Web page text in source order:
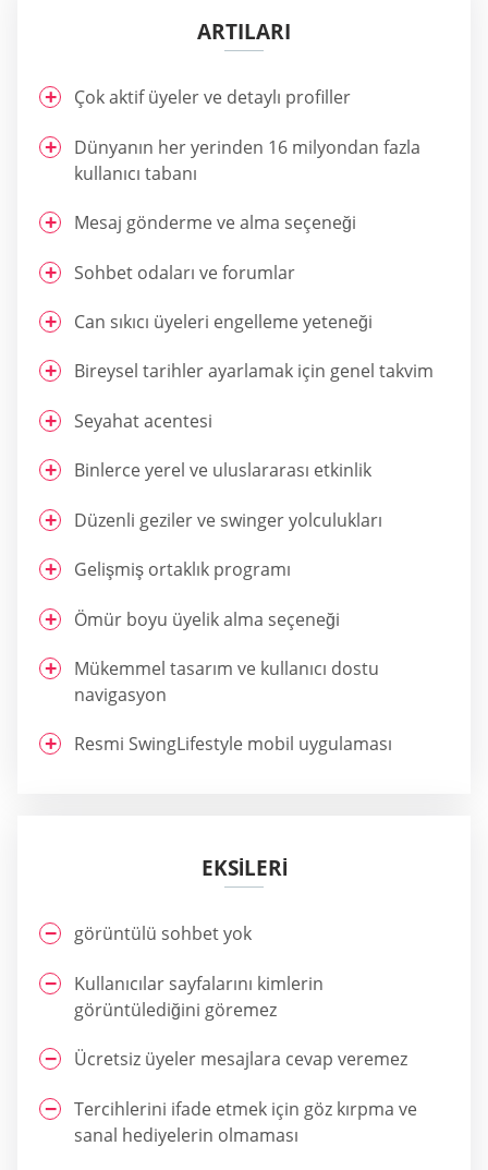
ARTILARI
Çok aktif üyeler ve detaylı profiller
Dünyanın her yerinden 16 milyondan fazla
kullanıcı tabanı
Mesaj gönderme ve alma seçeneği
Sohbet odaları ve forumlar
Can sıkıcı üyeleri engelleme yeteneği
Bireysel tarihler ayarlamak için genel takvim
Seyahat acentesi
Binlerce yerel ve uluslararası etkinlik
Düzenli geziler ve swinger yolculukları
Gelişmiş ortaklık programı
Ömür boyu üyelik alma seçeneği
Mükemmel tasarım ve kullanıcı dostu
navigasyon
Resmi SwingLifestyle mobil uygulaması
EKSILERI
görüntülü sohbet yok
Kullanıcılar sayfalarını kimlerin
görüntülediğini göremez
Ücretsiz üyeler mesajlara cevap veremez
Tercihlerini ifade etmek için göz kırpma ve
sanal hediyelerin olmaması